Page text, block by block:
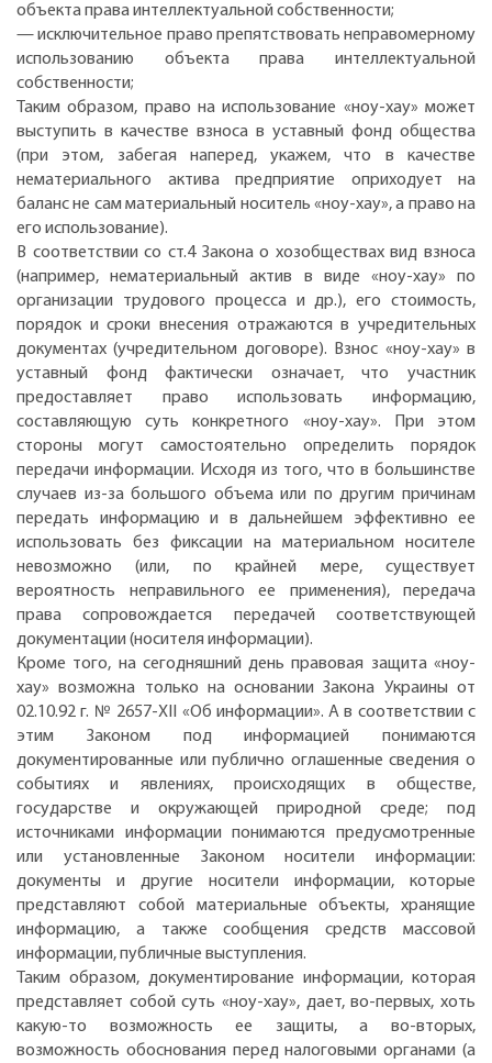
объекта права интеллектуальной собственности;
— исключительное право препятствовать неправомерному
использованию объекта права интеллектуальной
собственности;
Таким образом, право на использование «ноу-хау» может
выступить в качестве взноса в уставный фонд общества
(при этом, забегая наперед, укажем, что в качестве
нематериального актива предприятие оприходует на
баланс не сам материальный носитель «ноу-хау», а право на
его использование).
В соответствии со ст.4 Закона о хозобществах вид взноса
(например, нематериальный актив в виде «ноу-хау» по
организации трудового процесса и др.), его стоимость,
порядок и сроки внесения отражаются в учредительных
документах (учредительном договоре). Взнос «ноу-хау» в
уставный фонд фактически означает, что участник
предоставляет право использовать информацию,
составляющую суть конкретного «ноу-хау». При этом
стороны могут самостоятельно определить порядок
передачи информации. Исходя из того, что в большинстве
случаев из-за большого объема или по другим причинам
передать информацию и в дальнейшем эффективно ее
использовать без фиксации на материальном носителе
невозможно (или, по крайней мере, существует
вероятность неправильного ее применения), передача
права сопровождается передачей соответствующей
документации (носителя информации).
Кроме того, на сегодняшний день правовая защита «ноу-
хау» возможна только на основании Закона Украины от
02.10.92 г. № 2657-ХІІ «Об информации». А в соответствии с
этим Законом под информацией понимаются
документированные или публично оглашенные сведения о
событиях и явлениях, происходящих в обществе,
государстве и окружающей природной среде; под
источниками информации понимаются предусмотренные
или установленные Законом носители информации:
документы и другие носители информации, которые
представляют собой материальные объекты, хранящие
информацию, а также сообщения средств массовой
информации, публичные выступления.
Таким образом, документирование информации, которая
представляет собой суть «ноу-хау», дает, во-первых, хоть
какую-то возможность ее защиты, а во-вторых,
возможность обоснования перед налоговыми органами (а